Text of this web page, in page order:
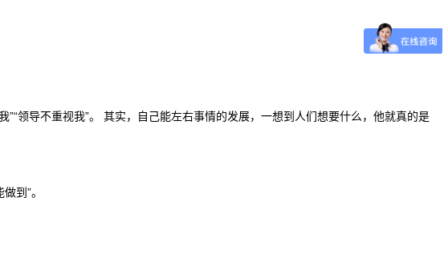
领导不重视我”。 其实，自己能左右事情的发展，一想到人们想要什么，他就真的是
到”。